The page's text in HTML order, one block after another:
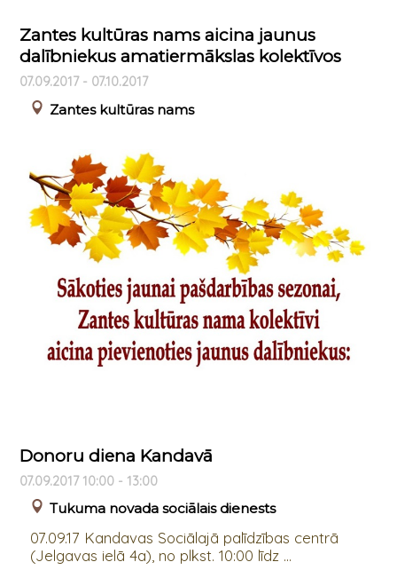
Zantes kultūras nams aicina jaunus
dalībniekus amatiermākslas kolektīvos
07.09.2017 - 07.10.2017
Zantes kultūras nams
Donoru diena Kandavā
07.09.2017 10:00 - 13:00
Tukuma novada sociālais dienests
07.09.17 Kandavas Sociālajā palīdzības centrā
(Jelgavas ielā 4a), no plkst. 10:00 līdz ...